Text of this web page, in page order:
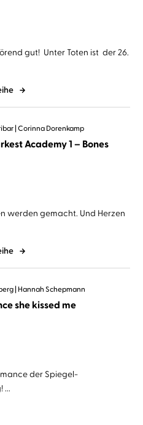
gut! Unter Toten ist der 26.
Corinna Dorenkamp
Academy 1 – Bones
werden gemacht. Und Herzen
Hannah Schepmann
she kissed me
der Spiegel-
...